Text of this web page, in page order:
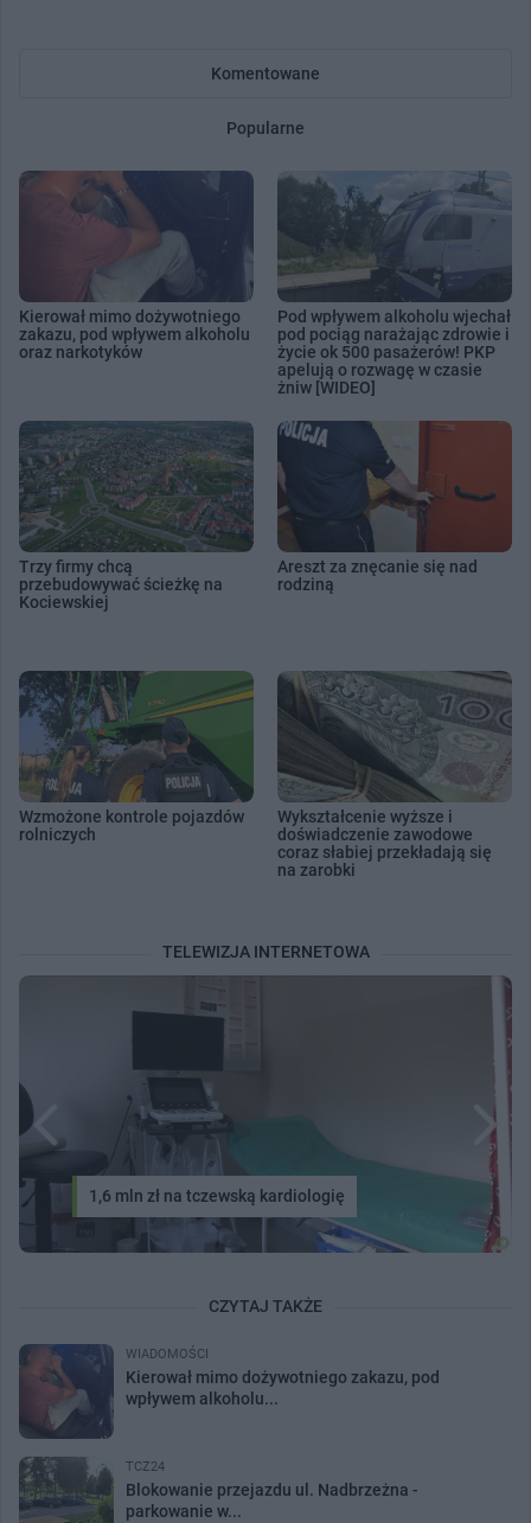
Komentowane
Popularne
Kierował mimo dożywotniego
zakazu, pod wpływem alkoholu
oraz narkotyków
Pod wpływem alkoholu wjechał
pod pociąg narażając zdrowie i
życie ok 500 pasażerów! PKP
apelują o rozwagę w czasie
żniw [WIDEO]
Trzy firmy chcą
przebudowywać ścieżkę na
Kociewskiej
Areszt za znęcanie się nad
rodziną
Wzmożone kontrole pojazdów
rolniczych
Wykształcenie wyższe i
doświadczenie zawodowe
coraz słabiej przekładają się
na zarobki
TELEWIZJA INTERNETOWA
1,6 mln zł na tczewską kardiologię
CZYTAJ TAKŻE
WIADOMOŚCI
Kierował mimo dożywotniego zakazu, pod
wpływem alkoholu...
TCZ24
Blokowanie przejazdu ul. Nadbrzeżna -
parkowanie w...